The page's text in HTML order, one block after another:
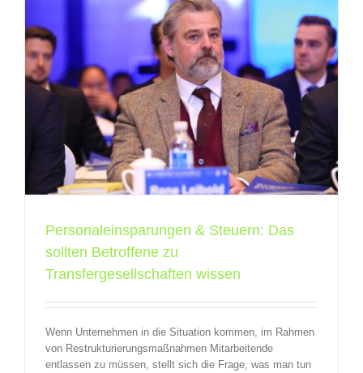
Personaleinsparungen & Steuern: Das
sollten Betroffene zu
Transfergesellschaften wissen
Wenn Unternehmen in die Situation kommen, im Rahmen
von Restrukturierungsmaßnahmen Mitarbeitende
entlassen zu müssen, stellt sich die Frage, was man tun